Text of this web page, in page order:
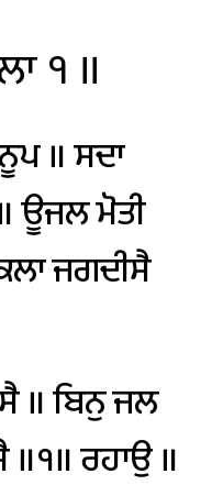
੧ ॥
॥ਸਦਾ
ਊਜਲਮੋਤੀ
ਜਗਦੀਸੈ
॥ਬਿਨੁਜਲ
॥੧॥ਰਹਾਉ॥